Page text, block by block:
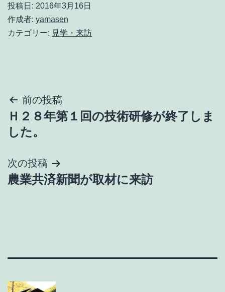
投稿日: 2016年3月16日
作成者: yamasen
カテゴリー: 見学・来訪
投
稿
ビ
ョ
ン
前の投稿
Ｈ２８年第１回の技術研修が終了しま
した。
次の投稿
農業共済新聞が取材に来訪